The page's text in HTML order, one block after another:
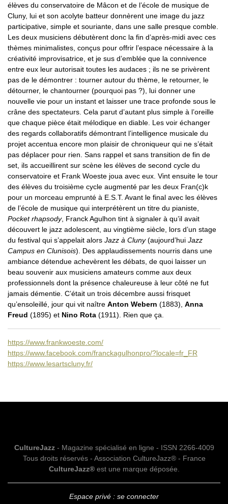
élèves du conservatoire de Mâcon et de l’école de musique de
Cluny, lui et son acolyte batteur donnèrent une image du jazz
participative, simple et souriante, dans une salle presque comble.
Les deux musiciens débutèrent donc la fin d’après-midi avec ces
thèmes minimalistes, conçus pour offrir l’espace nécessaire à la
créativité improvisatrice, et je sus d’emblée que la connivence
entre eux leur autorisait toutes les audaces ; ils ne se privèrent
pas de le démontrer : tourner autour du thème, le retourner, le
détourner, le chantourner (pourquoi pas ?), lui donner une
nouvelle vie pour un instant et laisser une trace profonde sous le
crâne des spectateurs. Cela parut d’autant plus simple à l’oreille
que chaque pièce était mélodique en diable. Les voir échanger
des regards collaboratifs démontrant l’intelligence musicale du
projet accentua encore mon plaisir de chroniqueur qui ne s’était
pas déplacer pour rien. Sans rappel et sans transition de fin de
set, ils accueillirent sur scène les élèves de second cycle du
conservatoire et Frank Woeste joua avec eux. Vint ensuite le tour
des élèves du troisième cycle augmenté par les deux Fran(c)k
pour un morceau emprunté à E.S.T. Avant le final avec les élèves
de l’école de musique qui interprétèrent un titre du pianiste,
Pocket rhapsody, Franck Agulhon tint à signaler à qu’il avait
découvert le jazz adolescent, au vingtième siècle, lors d’un stage
du festival qui s’appelait alors Jazz à Cluny(aujourd’hui Jazz
Campus en Clunisois). Des applaudissements nourris dans une
ambiance détendue achevèrent les débats, de quoi laisser un
beau souvenir aux musiciens amateurs comme aux deux
professionnels dont la présence chaleureuse à leur côté ne fut
jamais démentie. C’était un trois décembre aussi frisquet
qu’ensoleillé, jour qui vit naître Anton Webern (1883), Anna
Freud (1895) et Nino Rota (1911). Rien que ça.
https://www.frankwoeste.com/
https://www.facebook.com/franckagulhonpro/?locale=fr_FR
https://www.lesartscluny.fr/
CultureJazz- Magazine spécialisé en ligne - ISSN 2266-4009
Tous droits réservés - Association CultureJazz® - France
CultureJazz®est une marque déposée.
Espace privé : se connecter